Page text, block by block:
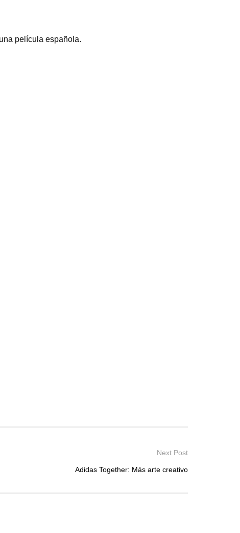
película española.
Next Post
Adidas Together: Más arte creativo